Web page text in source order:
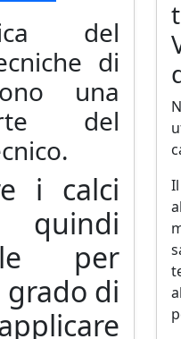
del
di
una
del
i calci
per
grado di